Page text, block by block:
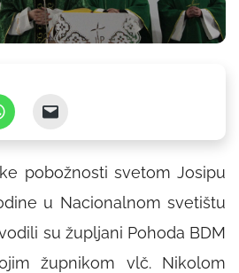
pobožnosti svetom Josipu
u Nacionalnom svetištu
su župljani Pohoda BDM
župnikom vlč. Nikolom